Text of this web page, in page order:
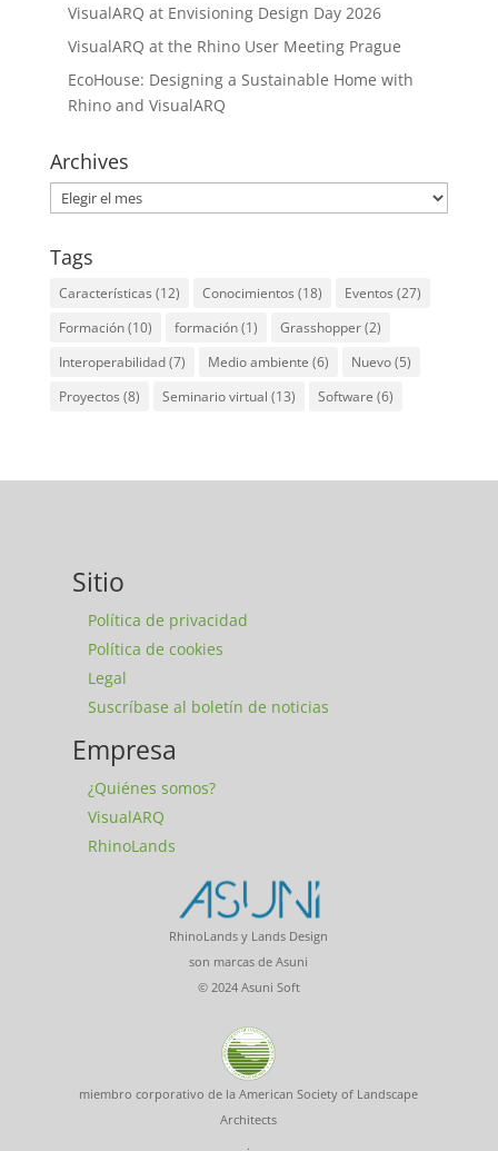
VisualARQ at Envisioning Design Day 2026
VisualARQ at the Rhino User Meeting Prague
EcoHouse: Designing a Sustainable Home with
Rhino and VisualARQ
Archives
Archives
Tags
Características (12) Conocimientos (18) Eventos (27)
Formación(10) formación(1) Grasshopper(2)
Interoperabilidad(7) Medio ambiente (6) Nuevo(5)
Proyectos (8) Seminario virtual (13) Software (6)
Sitio
Política de privacidad
Política de cookies
Legal
Suscríbase al boletín de noticias
Empresa
¿Quiénes somos?
VisualARQ
RhinoLands
RhinoLands y Lands Design
son marcas de Asuni
© 2024 Asuni Soft
miembro corporativo de la American Society of Landscape
Architects
.